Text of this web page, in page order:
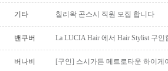
기타 칠리왁 곤스시 직원 모집 합니다
밴쿠버 La LUCIA Hair 에서 Hair Stylist 구인
버나비 [구인] 스시가든 메트로타운 하이게